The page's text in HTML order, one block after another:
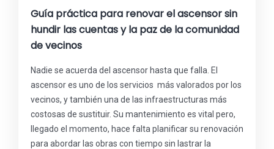
Guía práctica para renovar el ascensor sin
hundir las cuentas y la paz de la comunidad
de vecinos
Nadie se acuerda del ascensor hasta que falla. El
ascensor es uno de los servicios más valorados por los
vecinos, y también una de las infraestructuras más
costosas de sustituir. Su mantenimiento es vital pero,
llegado el momento, hace falta planificar su renovación
para abordar las obras con tiempo sin lastrar la